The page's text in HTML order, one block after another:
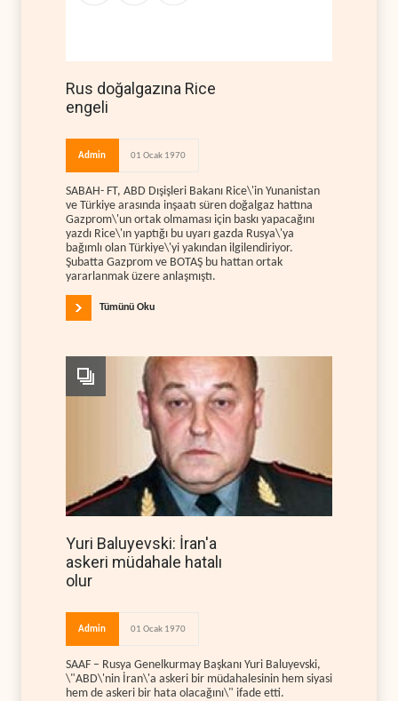
Rus doğalgazına Rice
engeli
Admin 01 Ocak 1970
SABAH- FT, ABD Dışişleri Bakanı Rice\'in Yunanistan
ve Türkiye arasında inşaatı süren doğalgaz hattına
Gazprom\'un ortak olmaması için baskı yapacağını
yazdı Rice\'ın yaptığı bu uyarı gazda Rusya\'ya
bağımlı olan Türkiye\'yi yakından ilgilendiriyor.
Şubatta Gazprom ve BOTAŞ bu hattan ortak
yararlanmak üzere anlaşmıştı.
Tümünü Oku
Yuri Baluyevski: İran'a
askeri müdahale hatalı
olur
Admin 01 Ocak 1970
SAAF – Rusya Genelkurmay Başkanı Yuri Baluyevski,
\"ABD\'nin İran\'a askeri bir müdahalesinin hem siyasi
hem de askeri bir hata olacağını\" ifade etti.